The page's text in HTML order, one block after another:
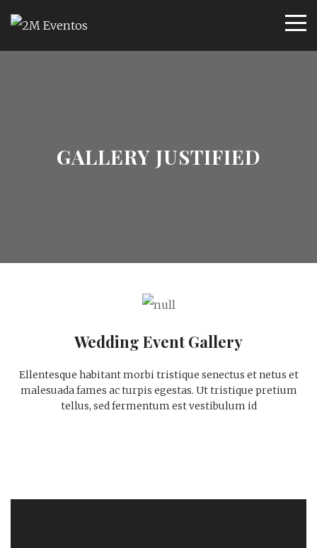
GALLERY JUSTIFIED
Wedding Event Gallery
Ellentesque habitant morbi tristique senectus et netus et
malesuada fames ac turpis egestas. Ut tristique pretium
tellus, sed fermentum est vestibulum id